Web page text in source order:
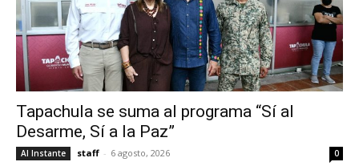
Tapachula se suma al programa “Sí al
Desarme, Sí a la Paz”
Al Instante staff - 6 agosto, 2026 0